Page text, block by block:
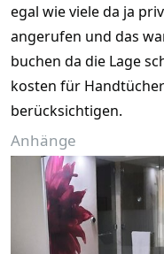
egal wie viele da ja
angerufen und das
buchen da die Lage
kosten für
berücksichtigen.
Anhänge